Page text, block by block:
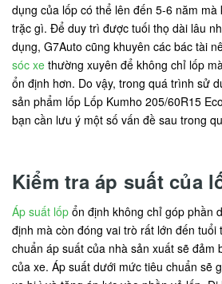
dụng của lốp có thể lên đến 5-6 năm
trặc gì. Để duy trì được tuối thọ dài lâu
dụng, G7Auto cũng khuyên các bác tài
sóc xe thường xuyên để không chỉ lốp
ổn định hơn. Do vậy, trong quá trình sử
sản phẩm lốp Lốp Kumho 205/60R15
bạn cần lưu ý một số vấn đề sau trong
Kiểm tra áp suất của
Áp suất lốp ổn định không chỉ góp phần
định mà còn đóng vai trò rất lớn đến tuổi
chuẩn áp suất của nhà sản xuất sẽ đảm
của xe. Áp suất dưới mức tiêu chuẩn sẽ